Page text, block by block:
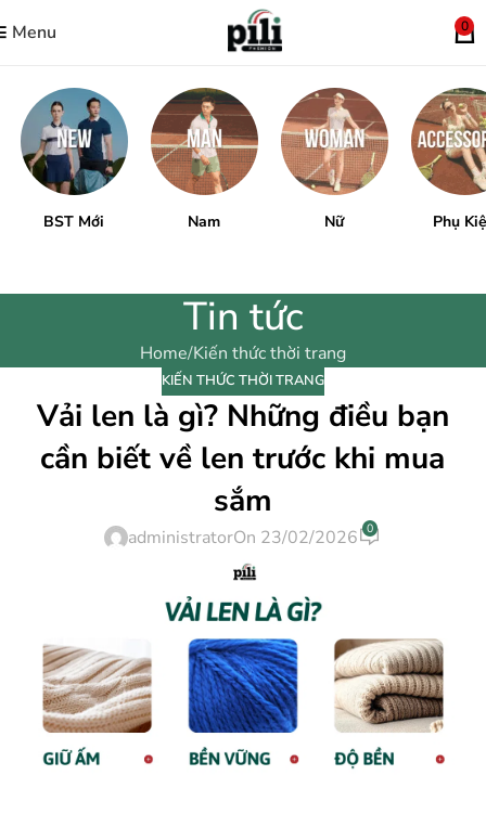
Menu 0
BST Mới Nam Nữ Phụ
Tin tức
Home Kiến thức thời trang
KIẾN THỨC THỜI TRANG
Vải len là gì? Những điều bạn
cần biết về len trước khi mua
sắm
administratorOn 23/02/2026 0